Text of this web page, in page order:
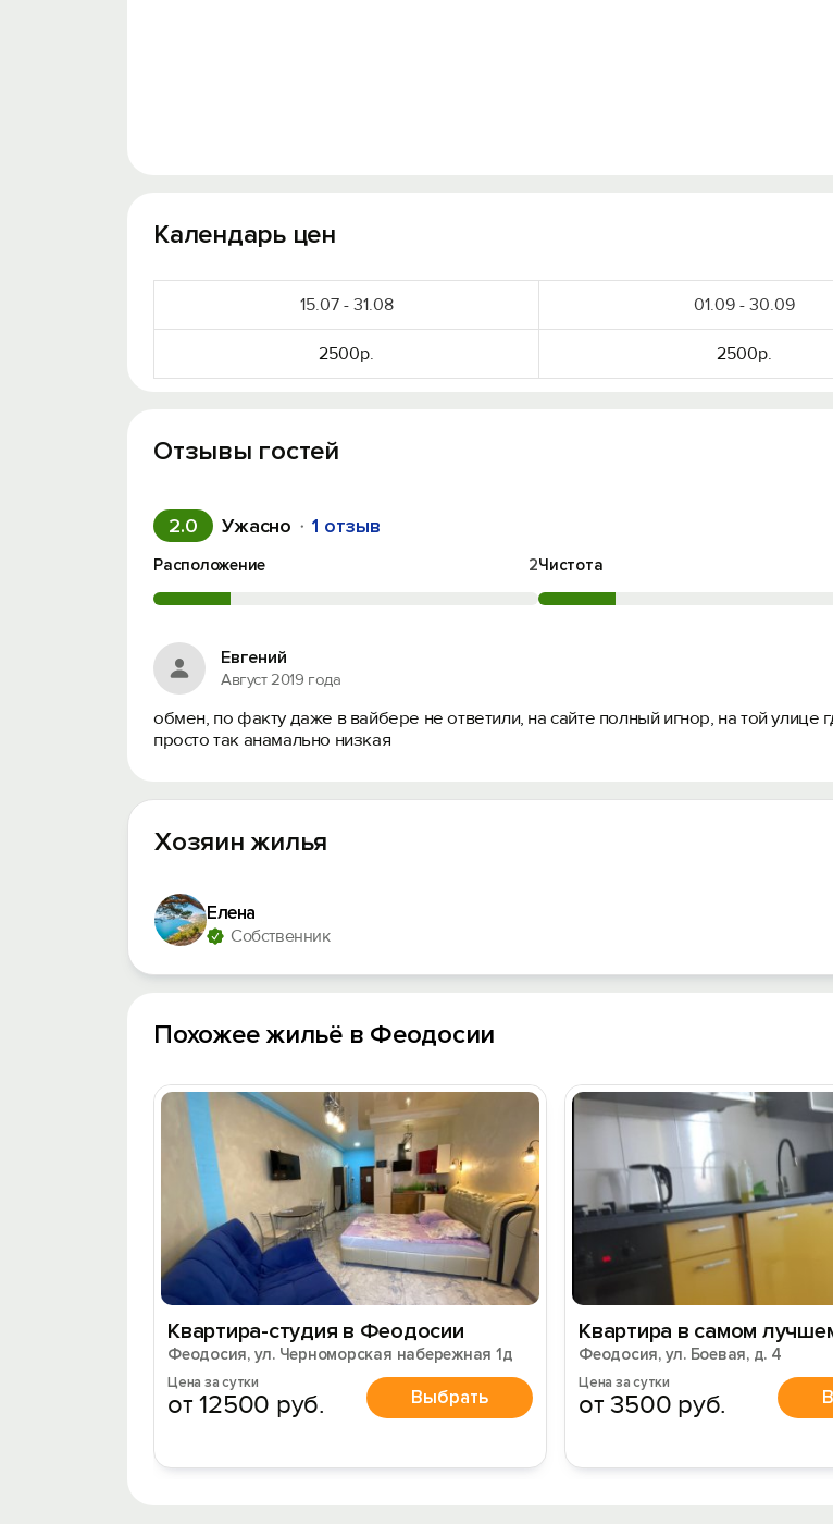
Календарь цен
15.07 - 31.08 01.09 - 30.09
2500р. 2500р.
Отзывы гостей
2.0 Ужасно 1 отзыв
Расположение 2Чистота
Евгений
Август 2019 года
обмен, по факту даже в вайбере не ответили, на сайте полный игнор, на той улице
просто так анамально низкая
Хозяин жилья
Елена
Собственник
Похожее жильё в Феодосии
Квартира-студия в Феодосии
Феодосия, ул. Черноморская набережная 1д
Цена за сутки
от 12500 руб. Выбрать
Квартира в самом
Феодосия, ул. Боевая, д. 4
Цена за сутки
от 3500 руб.